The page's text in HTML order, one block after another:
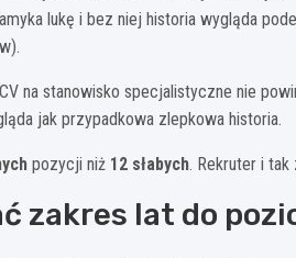
lukę i bez niej historia wygląda
na stanowisko specjalistyczne nie
jak przypadkowa zlepkowa historia.
pozycji niż 12 słabych. Rekruter i
zakres lat do